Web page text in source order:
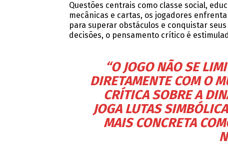
Questões centrais como classe social,
mecânicas e cartas, os jogadores
para superar obstáculos e conquistar
decisões, o pensamento crítico é
“O JOGO NÃO SE
DIRETAMENTE COM O
CRÍTICA SOBRE A
JOGALUTAS
MAIS CONCRETA